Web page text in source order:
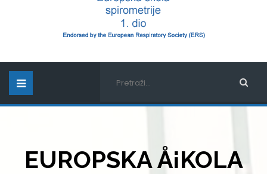
EUROPSKA Å¡KOLA